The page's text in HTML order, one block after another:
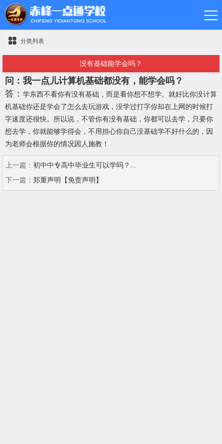
分类列表
没有基础能学会吗？
问：我一点儿计算机基础都没有，能学会吗？
答： 学东西不看你有没有基础，而是看你想不想学。就好比你没计算
机基础你还是学会了怎么去玩游戏，没学过打字你却在上网的时候打
字速度还很快。所以说，不管你有没有基础，你都可以去学，只要你
想去学，你就能够学得会，不用担心你自己没基础学不好什么的，因
为老师会根据你的情况因人施教！
上一篇： 初中中专高中毕业生可以学吗？...
下一篇： 郑重声明【免责声明】